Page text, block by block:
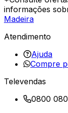
informações
Madeira
Atendimento
Ajuda
Compre
Televendas
0800